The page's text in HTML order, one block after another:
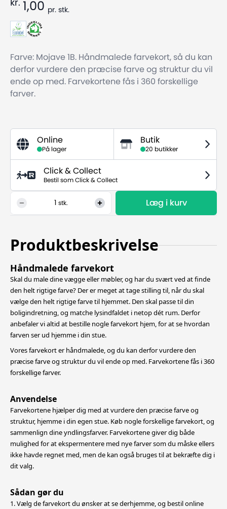
kr. 1,00 pr. stk.
Farve: Mojave 1B. Håndmalede farvekort, så du kan
derfor vurdere den præcise farve og struktur du vil
ende op med. Farvekortene fås i 360 forskellige
farver.
Online
På lager
Butik
20 butikker
Click & Collect
Bestil som Click & Collect
stk. Læg i kurv
Produktbeskrivelse
Håndmalede farvekort
Skal du male dine vægge eller møbler, og har du svært ved at finde
den helt rigtige farve? Der er meget at tage stilling til, når du skal
vælge den helt rigtige farve til hjemmet. Den skal passe til din
boligindretning,og matche lysindfaldet i netop dét rum. Derfor
anbefaler vi altid at bestille nogle farvekort hjem, for at se hvordan
farven ser ud hjemme i din stue.
Vores farvekort er håndmalede, og du kan derfor vurdere den
præcise farve og struktur du vil ende op med. Farvekortene fås i 360
forskellige farver.
Anvendelse
Farvekortene hjælper dig med at vurdere den præcise farve og
struktur, hjemme i din egen stue. Køb nogle forskellige farvekort, og
sammenlign dine yndlingsfarver. Farvekortene giver dig både
mulighed for atekspermentere med nye farver som du måske ellers
ikke havde regnet med, men de kan også bruges til at bekræfte dig i
dit valg.
Sådan gør du
1. Vælg de farvekort du ønsker at se derhjemme, og bestil online